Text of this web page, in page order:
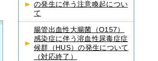
の発生に伴う注意喚起につい
て
腸管出血性大腸菌（O157）
感染症に伴う溶血性尿毒症症
候群（HUS）の発生について
（対応終了）